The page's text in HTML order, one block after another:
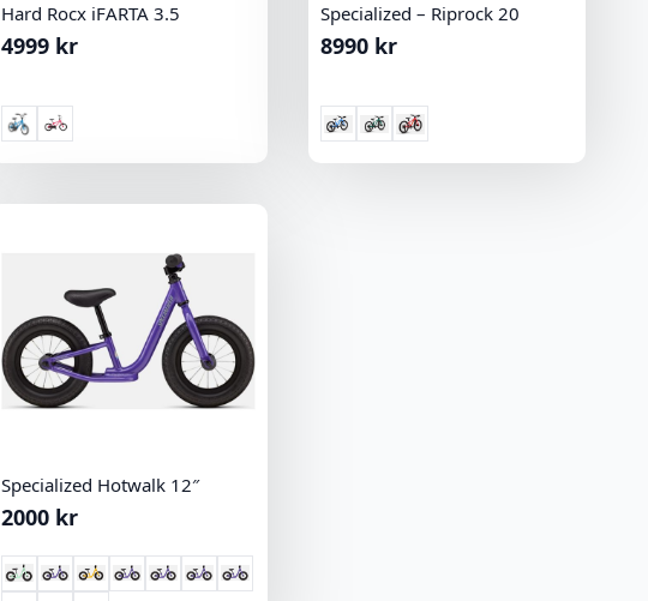
Hard Rocx iFARTA 3.5
4999 kr
Specialized – Riprock 20
8990 kr
Specialized Hotwalk 12″
2000 kr